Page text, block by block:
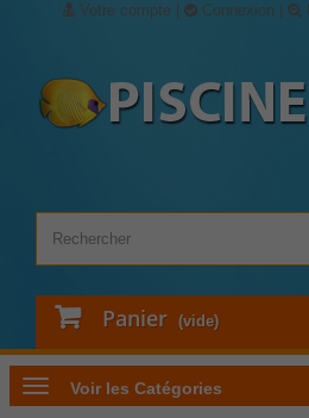
Votre compte Connexion
Panier (vide)
Voir les Catégories